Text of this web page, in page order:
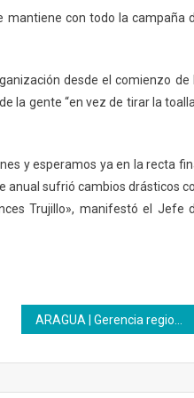
mantiene con todo la campaña
desde el comienzo de
la gente “en vez de tirar la
y esperamos ya en la recta
anual sufrió cambios drásticos
Trujillo», manifestó el Jefe